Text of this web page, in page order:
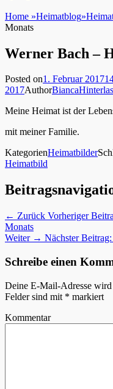
Home »Heimatblog»
Monats
Werner Bach –
Posted on1. Februar 2017
2017AuthorBianca
Meine Heimat ist der
mit meiner Familie.
KategorienHeimatbilder
Heimatbild
← Zurück Vorheriger
Monats
Weiter → Nächster Beitrag:
Schreibe einen
Deine E-Mail-Adresse
Felder sind mit * markiert
Kommentar